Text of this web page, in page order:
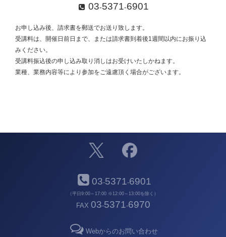
03-5371-6901
お申し込み後、請求書を郵送でお送り致します。
受講料は、開催日前日まで、または請求書到着後1週間以内にお振り込
みください。
受講料振込後の申し込み取り消しはお受けいたしかねます。
業種、業務内容等により参加をご遠慮頂く場合がございます。
03-5371-6901
（平日9:00～17:00 ※12:00～13:00を除く）
FAX 03-5371-6970
Webからのお問い合わせ